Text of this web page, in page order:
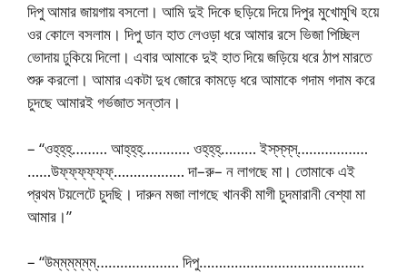
দিপু আমার জায়গায় বসলো। আমি দুই দিকে ছড়িয়ে দিয়ে দিপুর মুখোমুখি হয়ে
ওর কোলে বসলাম। দিপু ডান হাত লেওড়া ধরে আমার রসে ভিজা পিচ্ছিল
ভোদায় ঢুকিয়ে দিলো। এবার আমাকে দুই হাত দিয়ে জড়িয়ে ধরে ঠাপ মারতে
শুরু করলো। আমার একটা দুধ জোরে কামড়ে ধরে আমাকে গদাম গদাম করে
চুদছে আমারই গর্ভজাত সন্তান।
– “ওহ্‌হ্‌হ্‌……… আহ্‌হ্‌হ্‌………… ওহ্‌হ্‌হ্‌……… ইস্‌স্‌স্‌স্‌………………
……উফ্‌ফ্‌ফ্‌ফ্‌ফ্‌ফ্‌……………… দা–রু– ন লাগছে মা। তোমাকে এই
প্রথম টয়লেটে চুদছি। দারুন মজা লাগছে খানকী মাগী চুদমারানী বেশ্যা মা
আমার।”
– “উম্‌ম্‌ম্‌ম্‌ম্‌ম্‌………………… দিপু……………………………………